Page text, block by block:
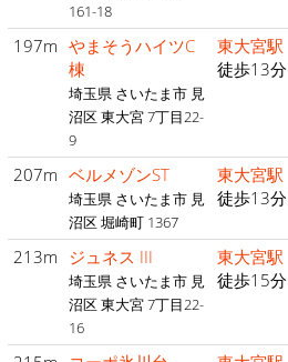
161-18
197m やまそうハイツC
棟
埼玉県 さいたま市 見
沼区 東大宮 7丁目22-
9
東大宮駅
徒歩13分
207m ベルメゾンST
埼玉県 さいたま市 見
沼区 堀崎町 1367
東大宮駅
徒歩13分
213m ジュネス III
埼玉県 さいたま市 見
沼区 東大宮 7丁目22-
16
東大宮駅
徒歩15分